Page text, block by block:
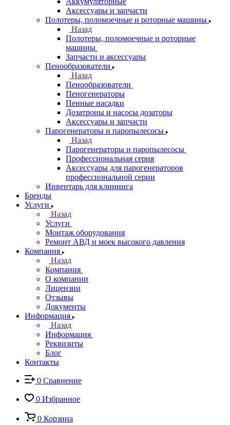
Аксессуары и запчасти
Полотеры, поломоечные и роторные машины
Назад
Полотеры, поломоечные и роторные
машины
Запчасти и аксессуары
Пенообразователи
Назад
Пенообразователи
Пеногенераторы
Пенные насадки
Дозатроны и насосы дозаторы
Аксессуары и запчасти
Парогенераторы и паропылесосы
Назад
Парогенераторы и паропылесосы
Профессиональная серия
Аксессуары для парогенераторов
профессиональной серии
Инвентарь для клининга
Бренды
Услуги
Назад
Услуги
Монтаж оборудования
Ремонт АВД и моек высокого давления
Компания
Назад
Компания
О компании
Лицензии
Отзывы
Документы
Информация
Назад
Информация
Реквизиты
Блог
Контакты
0 Сравнение
0 Избранное
0 Корзина